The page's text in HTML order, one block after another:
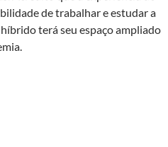
de trabalhar e estudar a
terá seu espaço ampliado